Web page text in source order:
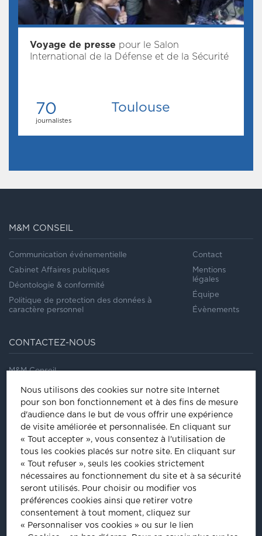
Voyage de presse pour le Salon
International de la Défense et de la Sécurité
70
journalistes
Toulouse
M&M CONSEIL
Communication événementielle
Cabinet Affaires publiques
Déontologie & conformité
Politique de protection des données à
caractère personnel
Contact
Mentions
légales
Équipe
Évènements
CONTACTEZ-NOUS
M&M Conseil
75007 Paris
:01 44 18 64 60
ÊTRE INVITÉ À NOS ÉVÈNEMENTS
Inscrivez-vous pour être informé de nos prochains évènements :
INSCRIPTION
PLUS D'INFORMATIONS
Nous utilisons des cookies sur notre site Internet
pour son bon fonctionnement et à des fins de mesure
d'audience dans le but de vous offrir une expérience
de visite améliorée et personnalisée. En cliquant sur
« Tout accepter », vous consentez à l'utilisation de
tous les cookies placés sur notre site. En cliquant sur
« Tout refuser », seuls les cookies strictement
nécessaires au fonctionnement du site et à sa sécurité
seront utilisés. Pour choisir ou modifier vos
préférences cookies ainsi que retirer votre
consentement à tout moment, cliquez sur
« Personnaliser vos cookies » ou sur le lien